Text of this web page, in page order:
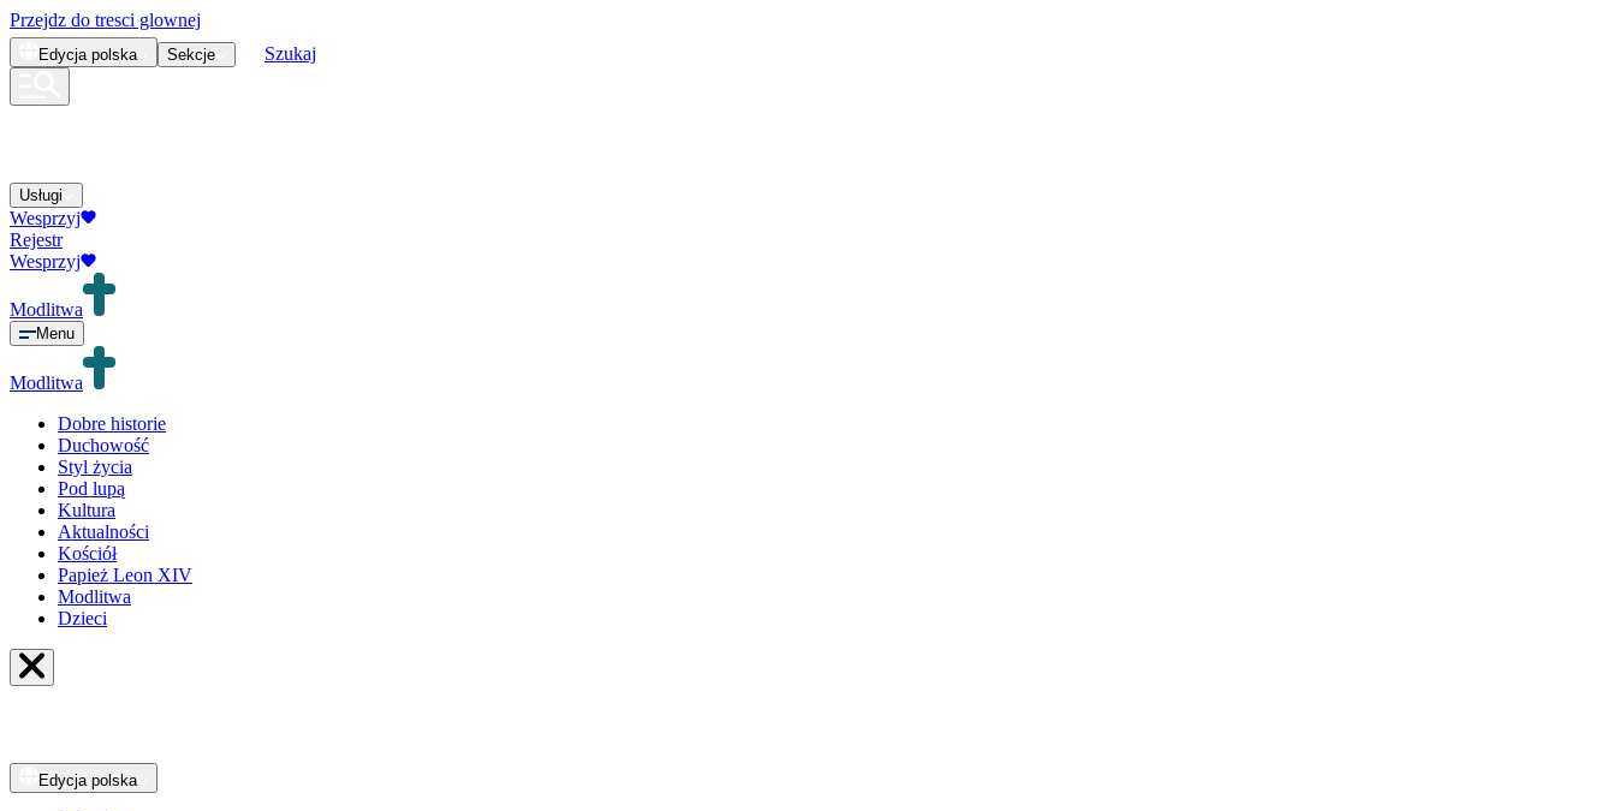
Przejdz do tresci glownej
Edycja polska Sekcje Szukaj
Usługi
Wesprzyj
Rejestr
Wesprzyj
Modlitwa
Menu
Modlitwa
Dobre historie
Duchowość
Styl życia
Pod lupą
Kultura
Aktualności
Kościół
Papież Leon XIV
Modlitwa
Dzieci
Edycja polska